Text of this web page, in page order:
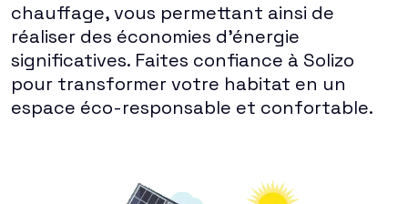
chauffage, vous permettant ainsi de
réaliser des économies d'énergie
significatives. Faites confiance à Solizo
pour transformer votre habitat en un
espace éco-responsable et confortable.